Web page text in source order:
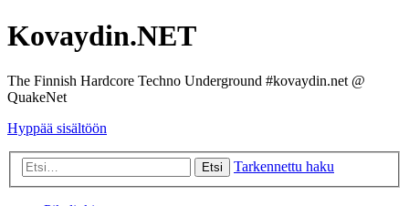
Kovaydin.NET
The Finnish Hardcore Techno Underground #kovaydin.net @
QuakeNet
Hyppää sisältöön
Etsi Tarkennettu haku